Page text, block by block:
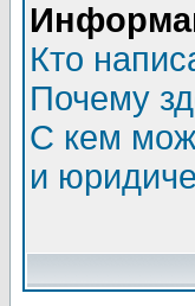
Кто
Почему
С кем
и